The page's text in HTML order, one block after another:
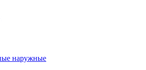
наружные